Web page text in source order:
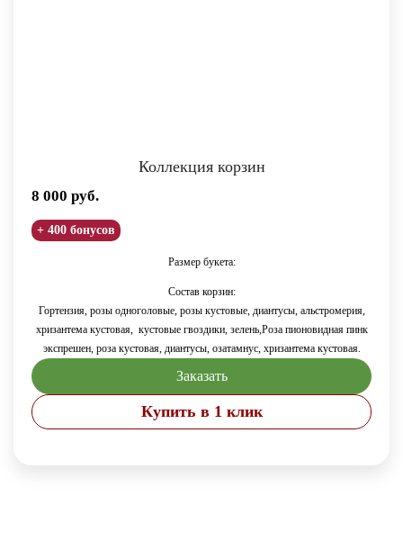
Коллекция корзин
8 000 руб.
+ 400 бонусов
Размер букета:
Состав корзин:
Гортензия, розы одноголовые, розы кустовые, диантусы, альстромерия,
хризантема кустовая, кустовые гвоздики, зелень,Роза пионовидная пинк
экспрешен, роза кустовая, диантусы, озатамнус, хризантема кустовая.
Заказать
Купить в 1 клик